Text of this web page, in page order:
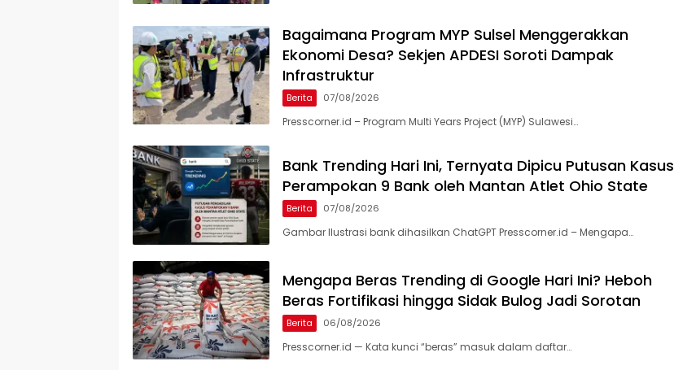
Bagaimana Program MYP Sulsel Menggerakkan
Ekonomi Desa? Sekjen APDESI Soroti Dampak
Infrastruktur
Berita 07/08/2026
Presscorner.id – Program Multi Years Project (MYP) Sulawesi…
Bank Trending Hari Ini, Ternyata Dipicu Putusan Kasus
Perampokan 9 Bank oleh Mantan Atlet Ohio State
Berita 07/08/2026
Gambar Ilustrasi bank dihasilkan ChatGPT Presscorner.id – Mengapa…
Mengapa Beras Trending di Google Hari Ini? Heboh
Beras Fortifikasi hingga Sidak Bulog Jadi Sorotan
Berita 06/08/2026
Presscorner.id — Kata kunci “beras” masuk dalam daftar…